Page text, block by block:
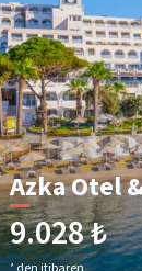
Azka Otel
9.028 ₺